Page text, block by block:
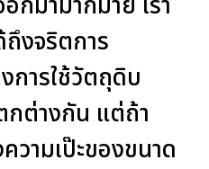
ถึงจริตการ
การใช้วัตถุดิบ
กต่างกัน แต่ถ้า
วามเป๊ะของขนาด